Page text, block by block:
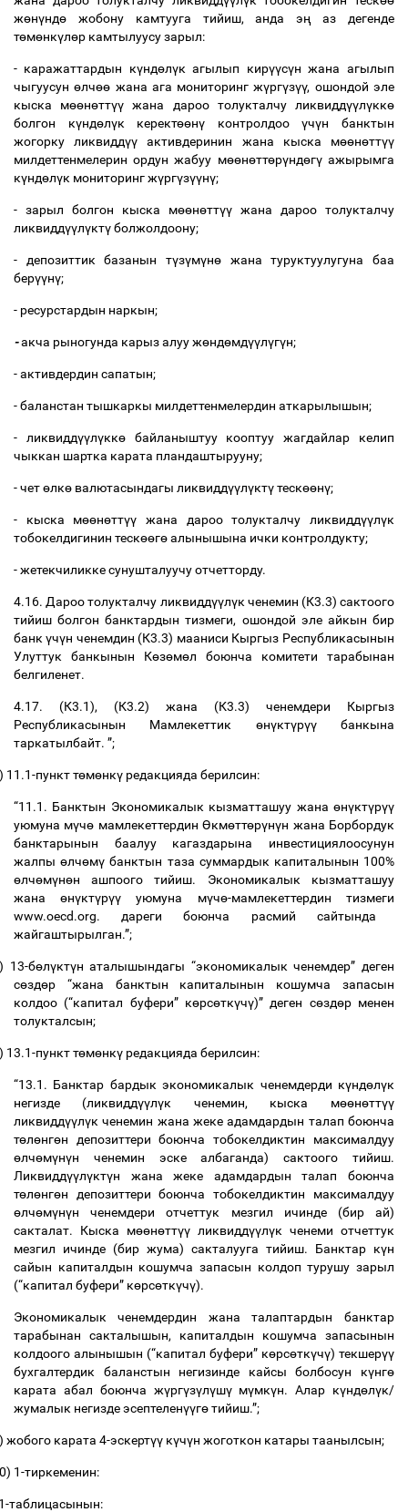
жөнүндө жобону камтууга тийиш,анда эң аз
дегенде
төмөнкүлөр камтылуусузарыл:
- каражаттардын күндөлүк агылып кирүүсүн жана агылып
чыгуусун өлчөө жана ага мониторинг жүргүзүү, ошондой эле
кыска
мөөнөттүү жана дароо толукталчу ликвиддүүлүккө
болгон
күндөлүк керектөөнү контролдоо үчүн
банктын
жогорку
ликвиддүү активдеринин жана кыска мөөнөттүү
милдеттенмелерин ордун жабуу мөөнөттөрүндөгү ажырымга
күндөлүк мониторингжүргүзүүнү;
- зарыл болгон кыска мөөнөттүү жана дароо толукталчу
ликвиддүүлүктүболжолдоону;
- депозиттик базанын түзүмүнө жана туруктуулугуна
баа
берүүнү;
- ресурстардын наркын;
-акча рыногунда карызалуужөндөмдүүлүгүн;
-активдердин сапатын;
-баланстан тышкаркы милдеттенмелердин аткарылышын;
- ликвиддүүлүккөбайланыштуу кооптуу жагдайлар келип
чыккан шартка карата пландаштырууну;
-четөлкө валютасындагы ликвиддүүлүктүтескөөнү;
- кыска мөөнөттүү жана дароо толукталчу ликвиддүүлүк
тобокелдигинин тескөөгөалынышына ички контролдукту;
-жетекчиликкесунушталуучуотчетторду.
4.16. Дароо толукталчу ликвиддүүлүк ченемин (К3.3)сактоого
тийиш болгон банктардын тизмеги, ошондой эле айкын бир
банк үчүн ченемдин (К3.3) мааниси Кыргыз Республикасынын
Улуттук
банкынын Көзөмөл боюнча комитети
тарабынан
белгиленет.
4.17. (К3.1), (К3.2) жана (К3.3) ченемдери
Кыргыз
Республикасынын
Мамлекеттик өнүктүрүү
банкына
таркатылбайт. ”;
11.1-пункттөмөнкү редакцияда берилсин:
“11.1. Банктын Экономикалык кызматташуу жана өнүктүрүү
уюмуна мүчө мамлекеттердин Өкмөттөрүнүн жана Борбордук
банктарынын
баалуу кагаздарына
инвестициялоосунун
жалпы өлчөмү банктын таза суммардык капиталынын 100%
өлчөмүнөн ашпоого тийиш. Экономикалык
кызматташуу
жана
өнүктүрүү уюмуна мүчө-мамлекеттердин
тизмеги
www.oecd.org. дареги боюнча расмий
сайтында
жайгаштырылган.”;
13-бөлүктүн аталышындагы “экономикалык ченемдер” деген
сөздөр “жана банктын капиталынын кошумча
запасын
колдоо (“капитал буфери” көрсөткүчү)” деген сөздөр менен
толукталсын;
13.1-пункттөмөнкү редакцияда берилсин:
“13.1. Банктар бардык экономикалык ченемдерди күндөлүк
негизде (ликвиддүүлүк ченемин, кыска мөөнөттүү
ликвиддүүлүк ченемин жана жеке адамдардын талап боюнча
төлөнгөн депозиттери боюнча тобокелдиктин
максималдуу
өлчөмүнүн ченемин эске албаганда)сактоого тийиш.
Ликвиддүүлүктүн жана жеке адамдардын талап
боюнча
төлөнгөн депозиттери боюнча тобокелдиктин
максималдуу
өлчөмүнүн ченемдери отчеттук мезгил ичинде(бир ай)
сакталат. Кыска мөөнөттүү ликвиддүүлүк ченеми отчеттук
мезгил
ичинде (бир жума) сакталууга тийиш. Банктар күн
сайын капиталдын кошумча запасын колдоп турушу зарыл
(“капитал буфери” көрсөткүчү).
Экономикалык ченемдердин жана талаптардын
банктар
тарабынан
сакталышын, капиталдын кошумча
запасынын
колдоого алынышын (“капитал буфери” көрсөткүчү) текшерүү
бухгалтердик
баланстын негизинде кайсы болбосун күнгө
карата абал боюнча жүргүзүлүшү мүмкүн.Алар күндөлүк/
жумалык негиздеэсептеленүүгөтийиш.”;
жобого карата 4-эскертүү күчүн жоготкон катары таанылсын;
1-тиркеменин:
таблицасынын: